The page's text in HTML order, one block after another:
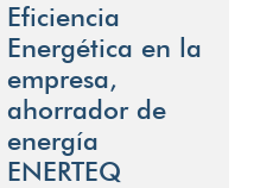
Eficiencia
Energética en la
empresa,
ahorrador de
energía
ENERTEQ